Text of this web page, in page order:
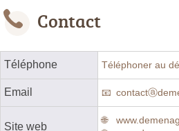
Contact
Téléphone Téléphoner au
Email
Site web